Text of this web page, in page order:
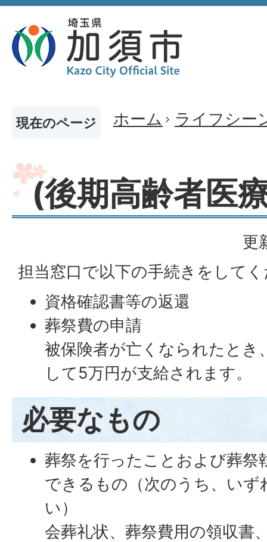
現在のページ ホーム ライフシー
(後期高齢者医
更
担当窓口で以下の手続きをして
資格確認書等の返還
葬祭費の申請
被保険者が亡くなられたとき
して5万円が支給されます。
必要なもの
葬祭を行ったことおよび葬祭
できるもの（次のうち、い
い）
会葬礼状、葬祭費用の領収書